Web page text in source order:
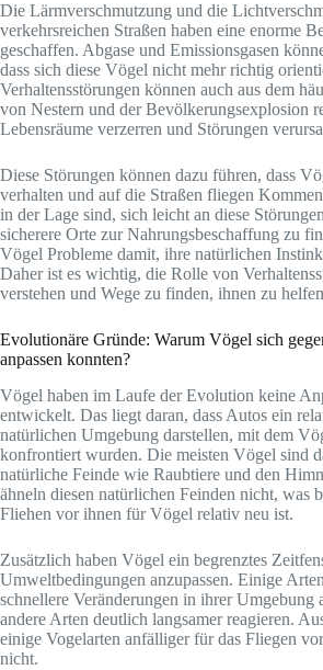
Die Lärmverschmutzung und die
verkehrsreichen Straßen haben eine enorme
geschaffen. Abgase und Emissionsgasen
dass sich diese Vögel nicht mehr richtig
Verhaltensstörungen können auch aus dem
von Nestern und der Bevölkerungsexplosion
Lebensräume verzerren und Störungen
Diese Störungen können dazu führen, dass
verhalten und auf die Straßen fliegen
in der Lage sind, sich leicht an diese
sicherere Orte zur Nahrungsbeschaffung zu
Vögel Probleme damit, ihre natürlichen
Daher ist es wichtig, die Rolle von
verstehen und Wege zu finden, ihnen zu
Evolutionäre Gründe: Warum Vögel sich
anpassen konnten?
Vögel haben im Laufe der Evolution keine
entwickelt. Das liegt daran, dass Autos ein
natürlichen Umgebung darstellen, mit dem
konfrontiert wurden. Die meisten Vögel sind
natürliche Feinde wie Raubtiere und den
ähneln diesen natürlichen Feinden nicht, was
Fliehen vor ihnen für Vögel relativ neu ist.
Zusätzlich haben Vögel ein begrenztes
Umweltbedingungen anzupassen. Einige
schnellere Veränderungen in ihrer Umgebung
andere Arten deutlich langsamer reagieren.
einige Vogelarten anfälliger für das Fliegen
nicht.